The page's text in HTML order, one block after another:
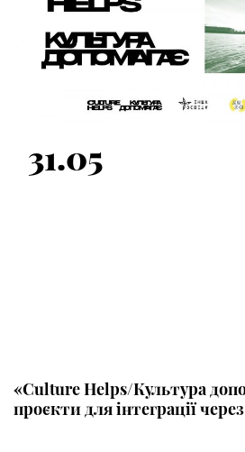
31.05
«Culture Helps/Культура
проєкти для інтеграції